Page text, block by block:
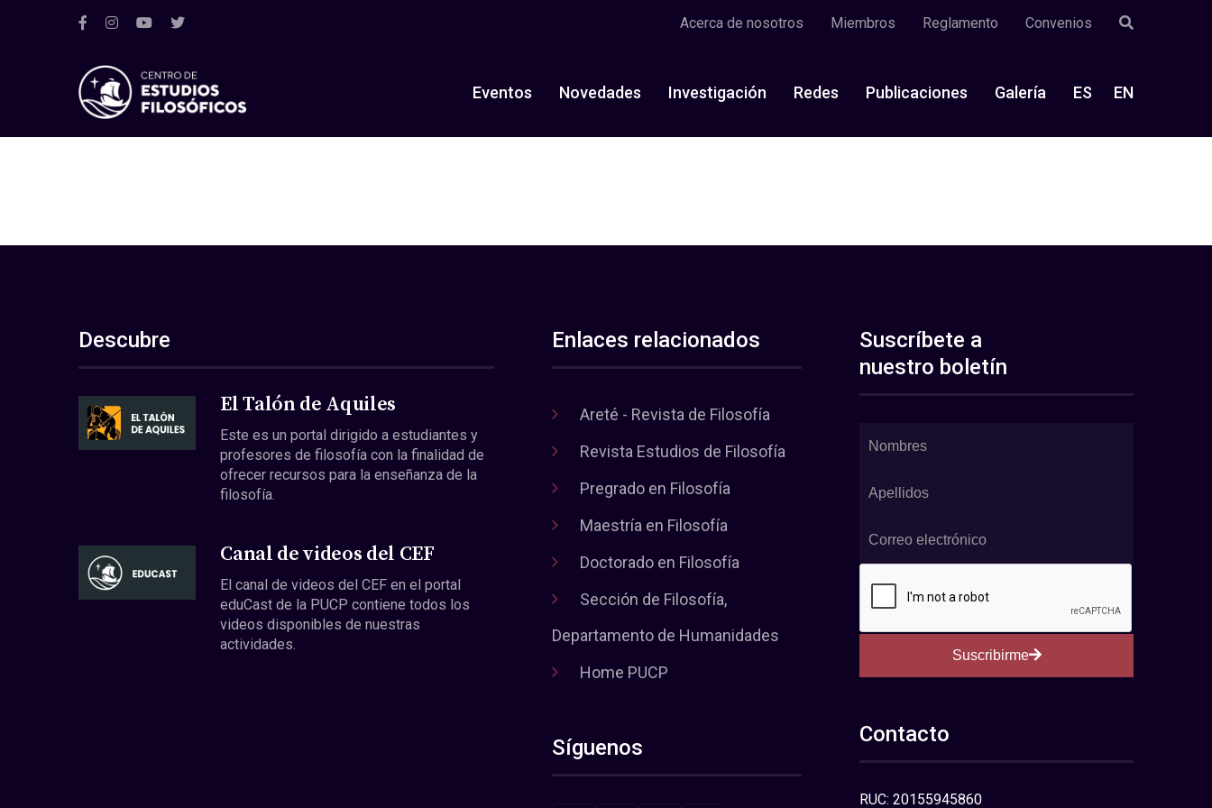
Acerca de nosotros Miembros Reglamento Convenios
Eventos Novedades Investigación Redes Publicaciones Galería ES EN
Descubre
El Talón de Aquiles
Este es un portal dirigido a estudiantes y
profesores de filosofía con la finalidad de
ofrecer recursos para la enseñanza de la
filosofía.
Canal de videos del CEF
El canal de videos del CEF en el portal
eduCast de la PUCP contiene todos los
videos disponibles de nuestras
actividades.
Enlaces relacionados
Areté - Revista de Filosofía
Revista Estudios de Filosofía
Pregrado en Filosofía
Maestría en Filosofía
Doctorado en Filosofía
Sección de Filosofía,
Departamento de Humanidades
Home PUCP
Síguenos
Suscríbete a
nuestro boletín
Suscribirme
Contacto
RUC: 20155945860